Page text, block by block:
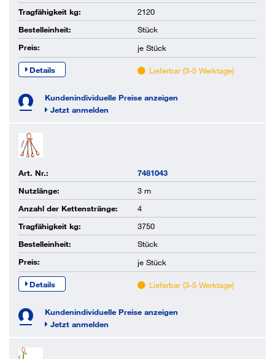
Tragfähigkeit kg:
2120
Bestelleinheit:
Stück
Preis:
je Stück
Details Lieferbar (3-5 Werktage)
Kundenindividuelle Preise anzeigen
Jetzt anmelden
Art. Nr.:
7481043
Nutzlänge:
3 m
Anzahl der Kettenstränge:
4
Tragfähigkeit kg:
3750
Bestelleinheit:
Stück
Preis:
je Stück
Details Lieferbar (3-5 Werktage)
Kundenindividuelle Preise anzeigen
Jetzt anmelden